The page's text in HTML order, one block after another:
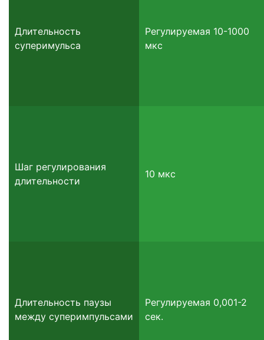
Длительность
суперимульса
Регулируемая 10-1000
мкс
Шаг регулирования
длительности
10 мкс
Длительность паузы
между суперимпульсами
Регулируемая 0,001-2
сек.